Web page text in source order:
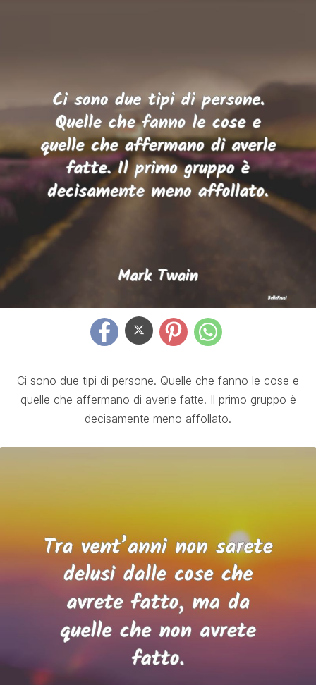
Ci sono due tipi di persone. Quelle che fanno le cose e
quelle che affermano di averle fatte. Il primo gruppo è
decisamente meno affollato.